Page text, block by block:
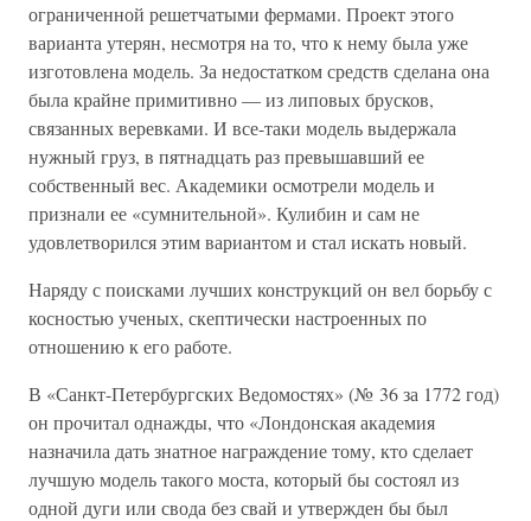
ограниченной решетчатыми фермами. Проект этого
варианта утерян, несмотря на то, что к нему была уже
изготовлена модель. За недостатком средств сделана она
была крайне примитивно — из липовых брусков,
связанных веревками. И все-таки модель выдержала
нужный груз, в пятнадцать раз превышавший ее
собственный вес. Академики осмотрели модель и
признали ее «сумнительной». Кулибин и сам не
удовлетворился этим вариантом и стал искать новый.
Наряду с поисками лучших конструкций он вел борьбу с
косностью ученых, скептически настроенных по
отношению к его работе.
В «Санкт-Петербургских Ведомостях» (№ 36 за 1772 год)
он прочитал однажды, что «Лондонская академия
назначила дать знатное награждение тому, кто сделает
лучшую модель такого моста, который бы состоял из
одной дуги или свода без свай и утвержден бы был